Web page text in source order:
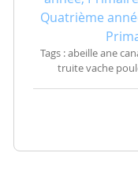
Quatrième
Tags : abeille ane
truite vache